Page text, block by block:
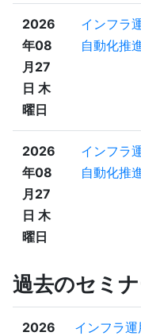
2026
年08
月27
日 木
曜日
インフラ
自動化推
2026
年08
月27
日 木
曜日
インフラ
自動化推
過去のセミ
2026
インフラ